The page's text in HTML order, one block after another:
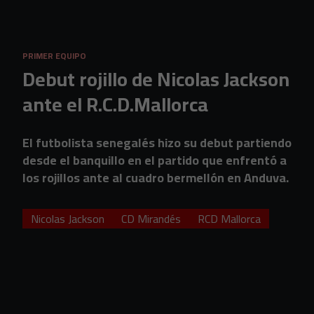
PRIMER EQUIPO
Debut rojillo de Nicolas Jackson
ante el R.C.D.Mallorca
El futbolista senegalés hizo su debut partiendo
desde el banquillo en el partido que enfrentó a
los rojillos ante al cuadro bermellón en Anduva.
Nicolas Jackson CD Mirandés RCD Mallorca